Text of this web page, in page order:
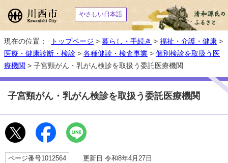
やさしい日本語
現在の位置： トップページ > 暮らし・手続き > 福祉・介護・健康 >
医療・健康診断・検診 > 各種健診・検査事業 > 個別検診を取扱う医
療機関 > 子宮頸がん・乳がん検診を取扱う委託医療機関
子宮頸がん・乳がん検診を取扱う委託医療機関
ページ番号1012564 更新日 令和8年4月27日